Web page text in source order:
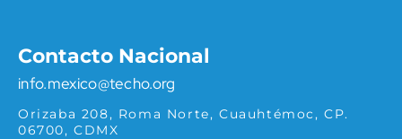
Contacto Nacional
info.mexico@techo.org
Orizaba 208, Roma Norte, Cuauhtémoc, CP.
06700, CDMX